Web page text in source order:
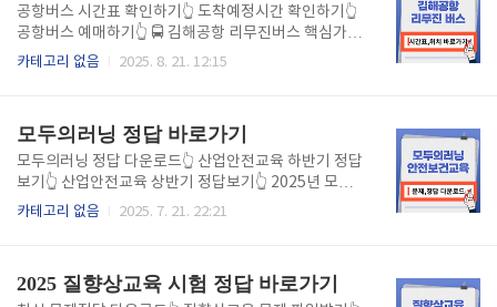
창구를 통해 24시간 민원신청, 증명서 발급, 조회가 가능하며, 전국 어디
서든 발급 가능한 ‘어디서나민원’ 서비스도 운영 중입니다.또한 공공시설
예약(도서관, 공연장 등)도 온라인에서 간..
공항버스 시간표 확인하기👆 도착예정시간 확인하기👆
공항버스 예매하기👆 🚍 김해공항 리무진버스 핵심가이
드1) 이렇게 타면 끝 (핵심 5단계)노선 선택: 출발지(예:
QR을 스크린샷 저장(데이터 끊겨도 OK)여유 도착: 교
통변수 고려, 공항 출발 2시간 전 도착 목표 2) 노선·정
류장 한눈에동부권(해운대·기장) ↔ 공항: 숙소 밀집·관
광지 경유 많음도심권(서면·부산진) ↔ 공항: 환승·쇼핑
동선에 유리정류장은 동일 이름이라도 방향/차로가 다
카테고리 없음 2025. 8. 21. 12:15
모두의러닝 정답 바로가기
모두의러닝 정답 다운로드👆 산업안전교육 하반기 정답
보기👆 산업안전교육 상반기 정답보기👆 2025년 모두
의러닝 안전보건교육 다 받으셨나요? 특히 현장근로자,
C, 태블릿 등 모든 기기에서 쉽게 확인해보실 수 있습니
카테고리 없음 2025. 7. 21. 22:21
2025 질향상교육 시험 정답 바로가기